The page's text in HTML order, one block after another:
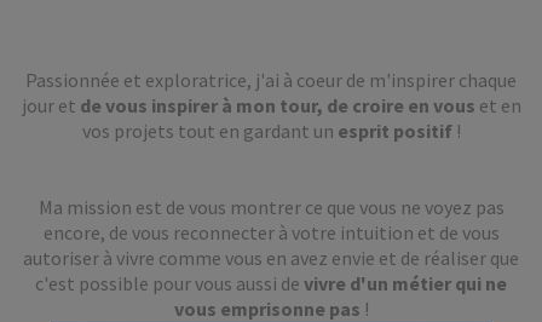
Passionnée et exploratrice, j'ai à coeur de m'inspirer chaque
jour et de vous inspirer à mon tour, de croire en vous et en
vos projets tout en gardant un esprit positif !
Ma mission est de vous montrer ce que vous ne voyez pas
encore, de vous reconnecter à votre intuition et de vous
autoriser à vivre comme vous en avez envie et de réaliser que
c'est possible pour vous aussi de vivre d'un métier qui ne
vous emprisonne pas !